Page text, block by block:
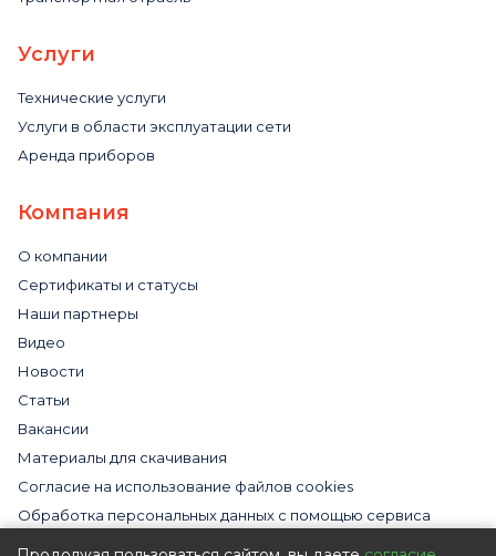
Услуги
Технические услуги
Услуги в области эксплуатации сети
Аренда приборов
Компания
О компании
Сертификаты и статусы
Наши партнеры
Видео
Новости
Статьи
Вакансии
Материалы для скачивания
Cогласие на использование файлов cookies
Обработка персональных данных с помощью сервиса
«Яндекс.Метрика»